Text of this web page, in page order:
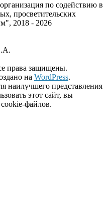
по содействию в
просветительских
2018 - 2026
права защищены.
на WordPress.
наилучшего представления
этот сайт, вы
cookie-файлов.